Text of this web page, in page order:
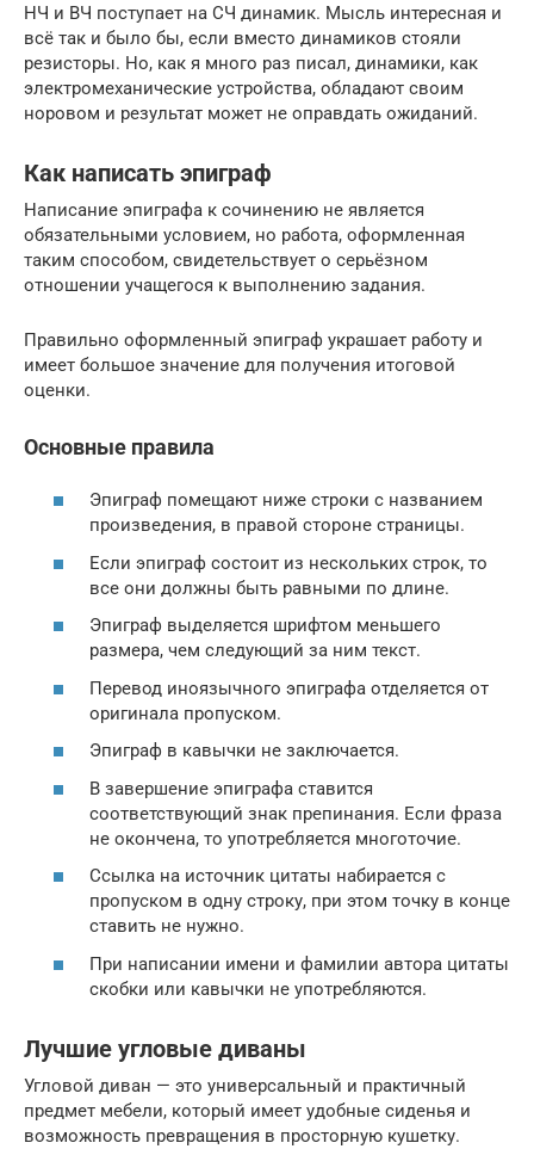
НЧ и ВЧ поступает на СЧ динамик. Мысль интересная и
всё так и было бы, если вместо динамиков стояли
резисторы. Но, как я много раз писал, динамики, как
электромеханические устройства, обладают своим
норовом и результат может не оправдать ожиданий.
Как написать эпиграф
Написание эпиграфа к сочинению не является
обязательными условием, но работа, оформленная
таким способом, свидетельствует о серьёзном
отношении учащегося к выполнению задания.
Правильно оформленный эпиграф украшает работу и
имеет большое значение для получения итоговой
оценки.
Основные правила
Эпиграф помещают ниже строки с названием
произведения, в правой стороне страницы.
Если эпиграф состоит из нескольких строк, то
все они должны быть равными по длине.
Эпиграф выделяется шрифтом меньшего
размера, чем следующий за ним текст.
Перевод иноязычного эпиграфа отделяется от
оригинала пропуском.
Эпиграф в кавычки не заключается.
В завершение эпиграфа ставится
соответствующий знак препинания. Если фраза
не окончена, то употребляется многоточие.
Ссылка на источник цитаты набирается с
пропуском в одну строку, при этом точку в конце
ставить не нужно.
При написании имени и фамилии автора цитаты
скобки или кавычки не употребляются.
Лучшие угловые диваны
Угловой диван — это универсальный и практичный
предмет мебели, который имеет удобные сиденья и
возможность превращения в просторную кушетку.